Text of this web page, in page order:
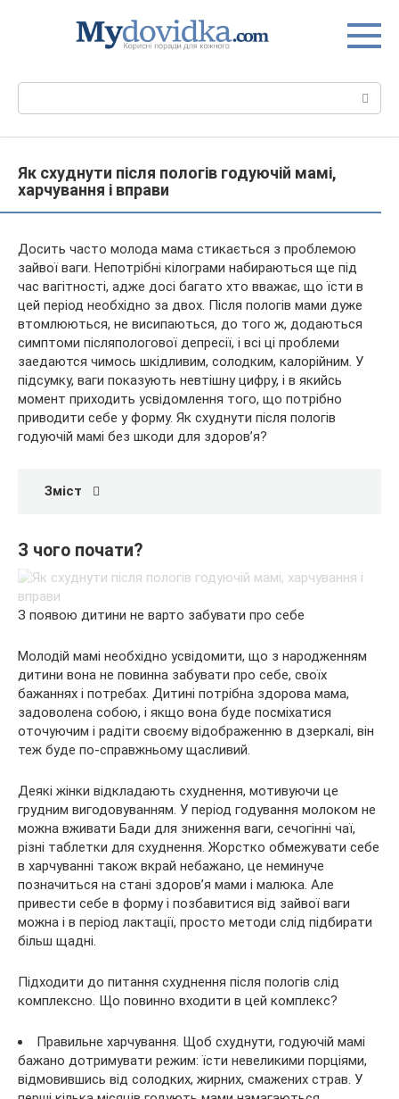
Як схуднути після пологів годуючій мамі,
харчування і вправи
Досить часто молода мама стикається з проблемою
зайвої ваги. Непотрібні кілограми набираються ще під
час вагітності, адже досі багато хто вважає, що їсти в
цей період необхідно за двох. Після пологів мами дуже
втомлюються, не висипаються, до того ж, додаються
симптоми післяпологової депресії, і всі ці проблеми
заедаются чимось шкідливим, солодким, калорійним. У
підсумку, ваги показують невтішну цифру, і в якийсь
момент приходить усвідомлення того, що потрібно
приводити себе у форму. Як схуднути після пологів
годуючій мамі без шкоди для здоров’я?
Зміст
З чого почати?
З появою дитини не варто забувати про себе
Молодій мамі необхідно усвідомити, що з народженням
дитини вона не повинна забувати про себе, своїх
бажаннях і потребах. Дитині потрібна здорова мама,
задоволена собою, і якщо вона буде посміхатися
оточуючим і радіти своєму відображенню в дзеркалі, він
теж буде по-справжньому щасливий.
Деякі жінки відкладають схуднення, мотивуючи це
грудним вигодовуванням. У період годування молоком не
можна вживати Бади для зниження ваги, сечогінні чаї,
різні таблетки для схуднення. Жорстко обмежувати себе
в харчуванні також вкрай небажано, це неминуче
позначиться на стані здоров’я мами і малюка. Але
привести себе в форму і позбавитися від зайвої ваги
можна і в період лактації, просто методи слід підбирати
більш щадні.
Підходити до питання схуднення після пологів слід
комплексно. Що повинно входити в цей комплекс?
Правильне харчування. Щоб схуднути, годуючій мамі
бажано дотримувати режим: їсти невеликими порціями,
відмовившись від солодких, жирних, смажених страв. У